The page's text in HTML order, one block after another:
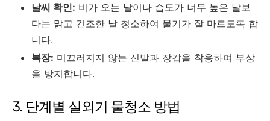
날씨 확인: 비가 오는 날이나 습도가 너무 높은 날보
다는 맑고 건조한 날 청소하여 물기가 잘 마르도록 합
니다.
복장: 미끄러지지 않는 신발과 장갑을 착용하여 부상
을 방지합니다.
3. 단계별 실외기 물청소 방법